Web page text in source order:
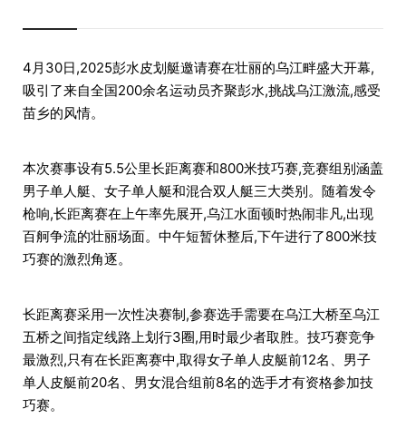
4月30日,2025彭水皮划艇邀请赛在壮丽的乌江畔盛大开幕,
吸引了来自全国200余名运动员齐聚彭水,挑战乌江激流,感受
苗乡的风情。
本次赛事设有5.5公里长距离赛和800米技巧赛,竞赛组别涵盖
男子单人艇、女子单人艇和混合双人艇三大类别。随着发令
枪响,长距离赛在上午率先展开,乌江水面顿时热闹非凡,出现
百舸争流的壮丽场面。中午短暂休整后,下午进行了800米技
巧赛的激烈角逐。
长距离赛采用一次性决赛制,参赛选手需要在乌江大桥至乌江
五桥之间指定线路上划行3圈,用时最少者取胜。技巧赛竞争
最激烈,只有在长距离赛中,取得女子单人皮艇前12名、男子
单人皮艇前20名、男女混合组前8名的选手才有资格参加技
巧赛。